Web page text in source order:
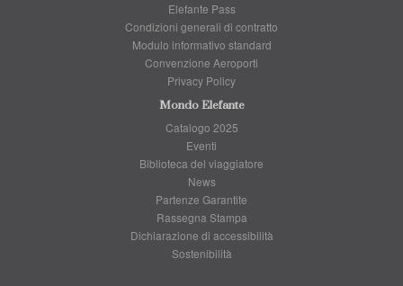
Elefante Pass
Condizioni generali di contratto
Modulo informativo standard
Convenzione Aeroporti
Privacy Policy
Mondo Elefante
Catalogo 2025
Eventi
Biblioteca del viaggiatore
News
Partenze Garantite
Rassegna Stampa
Dichiarazione di accessibilità
Sostenibilità